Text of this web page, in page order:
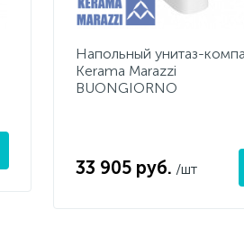
Напольный унитаз-
Kerama Marazzi
BUONGIORNO
33 905 руб. /шт